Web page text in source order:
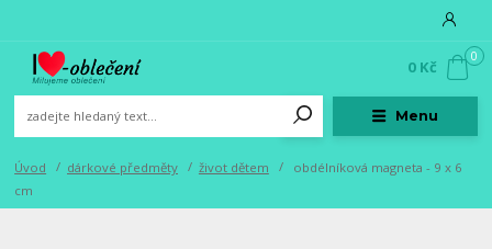
Menu
0
0 Kč
Úvod dárkové předměty život dětem
obdélníková magneta - 9 x 6
cm